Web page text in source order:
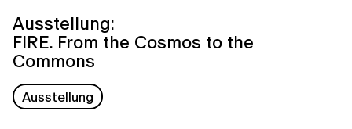
Ausstellung:
FIRE. From the Cosmos to the
Commons
Ausstellung